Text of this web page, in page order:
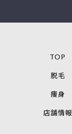
TOP
脱毛
痩身
店舗情報